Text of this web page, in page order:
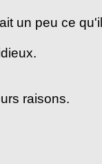
un peu ce qu'il
raisons.